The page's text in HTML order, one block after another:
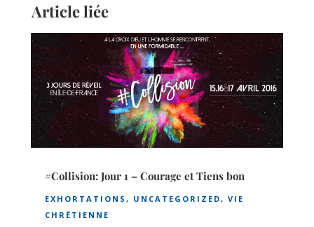
Article liée
#Collision: Jour 1 – Courage et Tiens bon
EXHORTATIONS , UNCATEGORIZED, VIE
CHRÉTIENNE